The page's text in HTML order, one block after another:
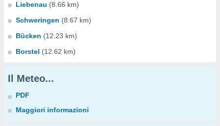
Liebenau (8.66 km)
Schweringen (8.67 km)
Bücken (12.23 km)
Borstel (12.62 km)
Il Meteo...
PDF
Maggiori informazioni